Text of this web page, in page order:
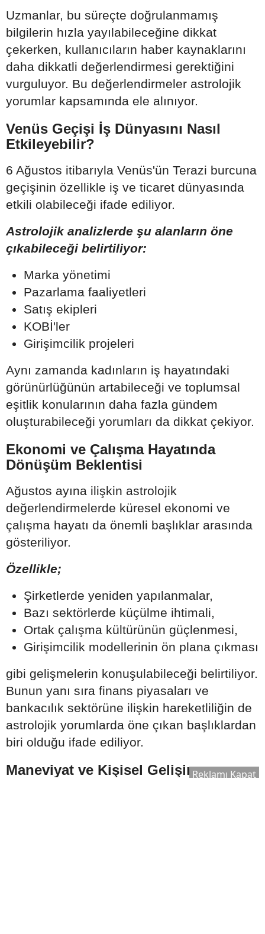
Uzmanlar, bu süreçte doğrulanmamış
bilgilerin hızla yayılabileceğine dikkat
çekerken, kullanıcıların haber kaynaklarını
daha dikkatli değerlendirmesi gerektiğini
vurguluyor. Bu değerlendirmeler astrolojik
yorumlar kapsamında ele alınıyor.
Venüs Geçişi İş Dünyasını Nasıl
Etkileyebilir?
6 Ağustos itibarıyla Venüs'ün Terazi burcuna
geçişinin özellikle iş ve ticaret dünyasında
etkili olabileceği ifade ediliyor.
Astrolojik analizlerde şu alanların öne
çıkabileceği belirtiliyor:
Marka yönetimi
Pazarlama faaliyetleri
Satış ekipleri
KOBİ'ler
Girişimcilik projeleri
Aynı zamanda kadınların iş hayatındaki
görünürlüğünün artabileceği ve toplumsal
eşitlik konularının daha fazla gündem
oluşturabileceği yorumları da dikkat çekiyor.
Ekonomi ve Çalışma Hayatında
Dönüşüm Beklentisi
Ağustos ayına ilişkin astrolojik
değerlendirmelerde küresel ekonomi ve
çalışma hayatı da önemli başlıklar arasında
gösteriliyor.
Özellikle;
Şirketlerde yeniden yapılanmalar,
Bazı sektörlerde küçülme ihtimali,
Ortak çalışma kültürünün güçlenmesi,
Girişimcilik modellerinin ön plana çıkması
gibi gelişmelerin konuşulabileceği belirtiliyor.
Bunun yanı sıra finans piyasaları ve
bankacılık sektörüne ilişkin hareketliliğin de
astrolojik yorumlarda öne çıkan başlıklardan
biri olduğu ifade ediliyor.
Maneviyat ve Kişisel GelişimReklamı Kapat